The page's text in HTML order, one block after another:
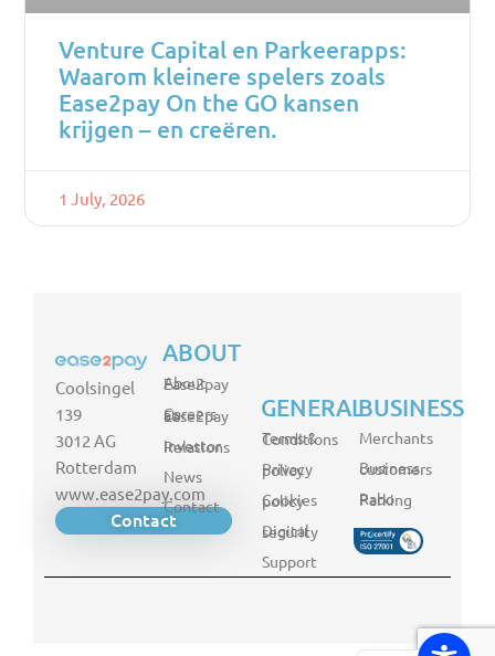
Venture Capital en Parkeerapps:
Waarom kleinere spelers zoals
Ease2pay On the GO kansen
krijgen – en creëren.
1 July, 2026
Coolsingel
139
3012 AG
Rotterdam
www.ease2pay.com
Contact
ABOUT
About Ease2pay
Careers at Ease2pay
Investor Relations
News
Contact
GENERAL
Terms & Conditions
Privacy policy
Cookies policy
Digital security
Support
BUSINESS
Merchants
Business customers
Rabo Parking